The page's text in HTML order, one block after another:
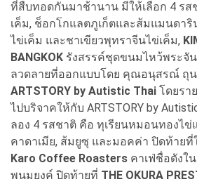
ที่สืบทอดกันมาช้านาน มีให้เลือก 4 รส
เค็ม, ช็อกโกแลตภูเก็ตและส้มแมนดา
ไข่เค็ม และชาเขียวพุทราจีนไข่เค็ม,
BANGKOK รังสรรค์ชุดขนมไหว้พระจั
ลวดลายที่ออกแบบโดย คุณอนุสรณ์ ถุ
ARTSTORY by Autistic Thai โดยรา
ไปบริจาคให้กับ ARTSTORY by
ลอง 4 รสชาติ คือ ทุเรียนหมอนทองไข่
คาดาเมีย, ส้มยูซุ และมอคค่า ปิดท้ายที่
Karo Coffee Roasters คาเฟ่ชื่อดังใ
พนมยงค์ ปิดท้ายที่ THE OKURA